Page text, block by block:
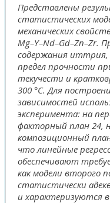
Представлены
статистических
механических
Mg–Y–Nd–Gd–Zn–Zr.
содержания иттрия,
предел прочности
текучести и
300 °С. Для
зависимостей
эксперимента: на
факторный план 24,
композиционный
что линейные
обеспечивают
как модели второго
статистически
и характеризуются